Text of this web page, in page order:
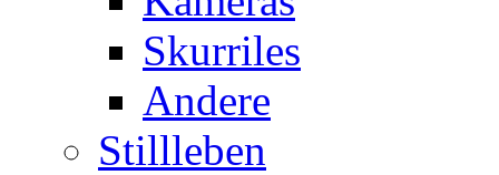
Skurriles
Andere
Stillleben